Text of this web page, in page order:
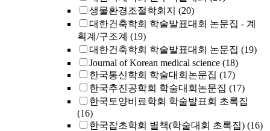
생물환경조절학회지 (20)
대한건축학회 학술발표대회 논문집 - 계
획계/구조계 (19)
대한건축학회 학술발표대회 논문집 (19)
Journal of Korean medical science (18)
한국통신학회 학술대회논문집 (17)
한국추진공학회 학술대회논문집 (17)
한국토양비료학회 학술발표회 초록집
(16)
한국잡초학회 별책(학술대회 초록집) (16)